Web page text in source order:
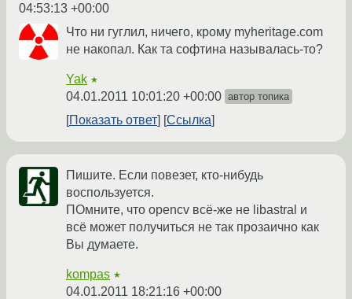
04:53:13 +00:00
Что ни гуглил, ничего, крому myheritage.com
не накопал. Как та софтина называлась-то?
Yak ★
04.01.2011 10:01:20 +00:00 автор топика
Показать ответ Ссылка
Пишите. Если повезет, кто-нибудь
воспользуется.
ПОмните, что opencv всё-же не libastral и
всё может получиться не так прозаично как
Вы думаете.
kompas ★
04.01.2011 18:21:16 +00:00